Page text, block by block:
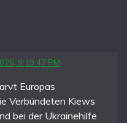
9:19:47 PM
Europas
Verbündeten Kiews
bei der Ukrainehilfe